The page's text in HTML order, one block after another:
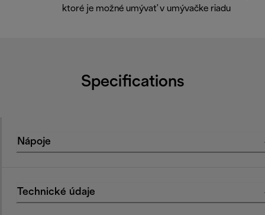
ktoré je možné umývať v umývačke riadu
Specifications
Nápoje
Technické údaje